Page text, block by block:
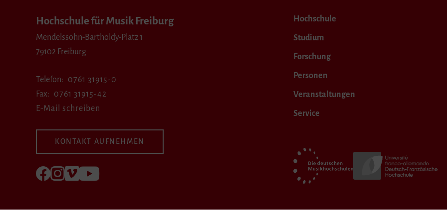
Hochschule für Musik Freiburg
Mendelssohn-Bartholdy-Platz 1
79102 Freiburg
Telefon
0761 31915-0
Fax
0761 31915-42
E-Mail schreiben
KONTAKT AUFNEHMEN
Folgen Sie uns auf Facebook
Folgen Sie uns auf Instagram
Besuchen Sie uns bei Vimeo
Hochschule
Studium
Forschung
Personen
Veranstaltungen
Service